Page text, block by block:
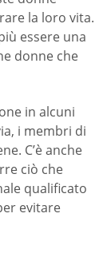
la loro vita.
essere una
donne che
in alcuni
i membri di
C’è anche
ciò che
qualificato
evitare